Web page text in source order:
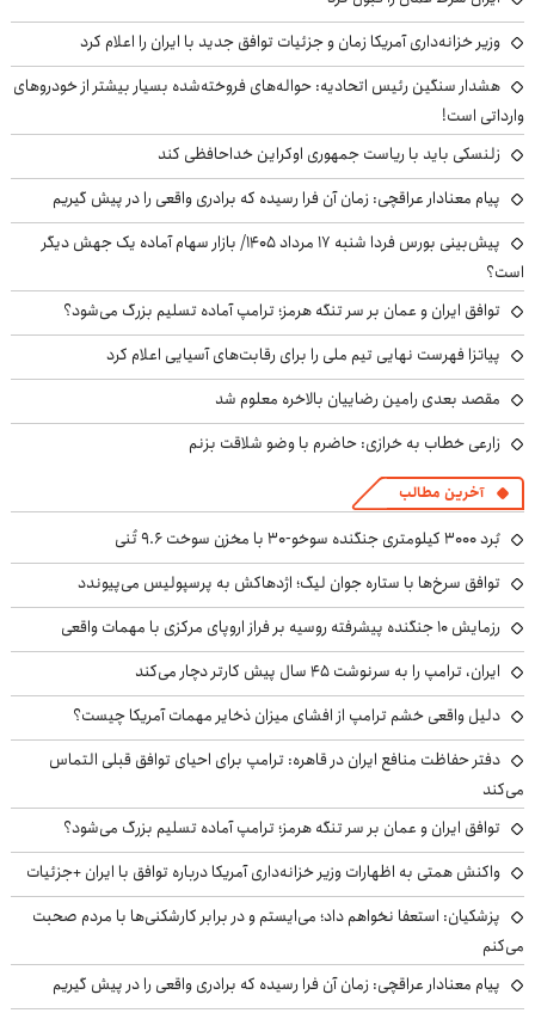
وزیر خزانه‌داری آمریکا زمان و جزئیات توافق جدید با ایران را اعلام کرد
هشدار سنگین رئیس اتحادیه: حواله‌های فروخته‌شده بسیار بیشتر از خودروهای
وارداتی است!
زلنسکی باید با ریاست جمهوری اوکراین خداحافظی کند
پیام معنادار عراقچی: زمان آن فرا رسیده که برادری واقعی را در پیش گیریم
پیش‌بینی بورس فردا شنبه ۱۷ مرداد ۱۴۰۵/ بازار سهام آماده یک جهش دیگر
است؟
توافق ایران و عمان بر سر تنگه هرمز؛ ترامپ آماده تسلیم بزرگ می‌شود؟
پیاتزا فهرست نهایی تیم ملی را برای رقابت‌های آسیایی اعلام کرد
مقصد بعدی رامین رضاییان بالاخره معلوم شد
زارعی خطاب به خرازی: حاضرم با وضو شلاقت بزنم
آخرین مطالب
بُرد ۳۰۰۰ کیلومتری جنگنده سوخو-۳۰ با مخزن سوخت ۹.۶ تُنی
توافق سرخ‌ها با ستاره جوان لیگ؛ اژدهاکش به پرسپولیس می‌پیوندد
رزمایش ۱۰ جنگنده پیشرفته روسیه بر فراز اروپای مرکزی با مهمات واقعی
ایران، ترامپ را به سرنوشت ۴۵ سال پیش کارتر دچار می‌کند
دلیل واقعی خشم ترامپ از افشای میزان ذخایر مهمات آمریکا چیست؟
دفتر حفاظت منافع ایران در قاهره: ترامپ برای احیای توافق قبلی التماس
می‌کند
توافق ایران و عمان بر سر تنگه هرمز؛ ترامپ آماده تسلیم بزرگ می‌شود؟
واکنش همتی به اظهارات وزیر خزانه‌داری آمریکا درباره توافق با ایران +جزئیات
پزشکیان: استعفا نخواهم داد؛ می‌ایستم و در برابر کارشکنی‌ها با مردم صحبت
می‌کنم
پیام معنادار عراقچی: زمان آن فرا رسیده که برادری واقعی را در پیش گیریم